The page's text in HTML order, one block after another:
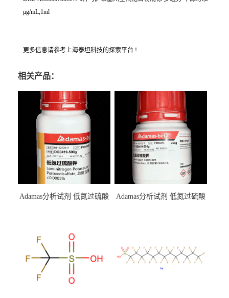
μg/mL,1ml
更多信息请参考上海泰坦科技的探索平台 !
相关产品：
Adamas分析试剂 低氮过硫酸
（泰坦现货供应）
Adamas分析试剂 低氮过硫酸